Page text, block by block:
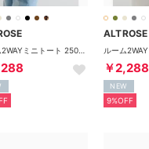
ALTROSE
￥2,288
NEW
9%OFF